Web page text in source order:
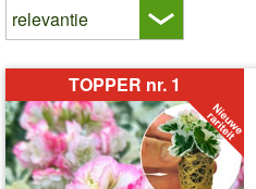
TOPPER nr. 1